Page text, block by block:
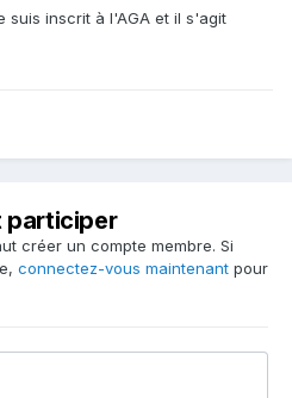
suis inscrit à l'AGA et il s'agit
participer
créer un compte membre. Si
connectez-vous maintenant pour